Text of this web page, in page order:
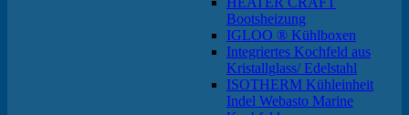
Bootsheizung
IGLOO ® Kühlboxen
Integriertes Kochfeld aus
Kristallglass/ Edelstahl
ISOTHERM Kühleinheit
Indel Webasto Marine